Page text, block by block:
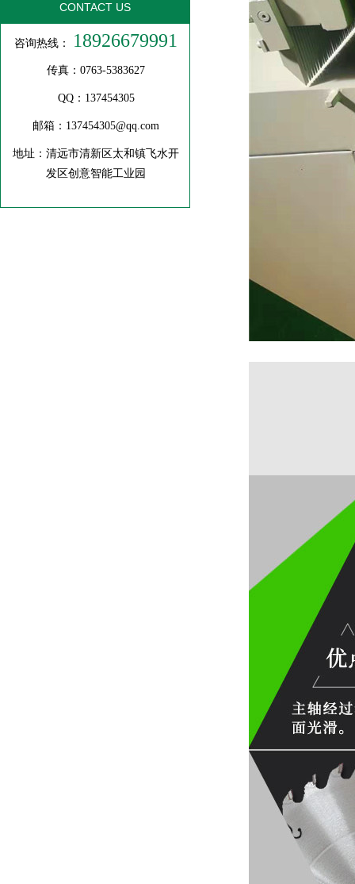
CONTACT US
咨询热线： 18926679991
传真：0763-5383627
QQ：137454305
邮箱：137454305@qq.com
地址：清远市清新区太和镇飞水开
发区创意智能工业园